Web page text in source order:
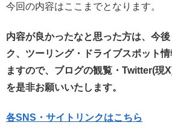
今回の内容はここまでとなります。
内容が良かったなと思った方は、今
ク、ツーリング・ドライブスポット
ますので、ブログの観覧・Twitter(現
を是非お願いいたします。
各SNS・サイトリンクはこちら